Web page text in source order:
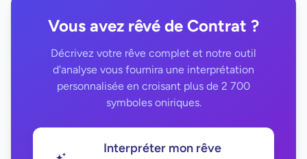
Vous avez rêvé de Contrat ?
Décrivez votre rêve complet et notre outil
d'analyse vous fournira une interprétation
personnalisée en croisant plus de 2 700
symboles oniriques.
Interpréter mon rêve